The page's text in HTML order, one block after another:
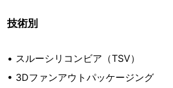
技術別
• スルーシリコンビア（TSV）
• 3Dファンアウトパッケージング